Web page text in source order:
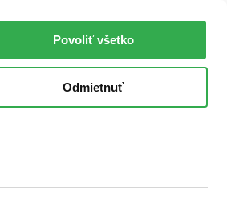
Povoliť všetko
Odmietnuť